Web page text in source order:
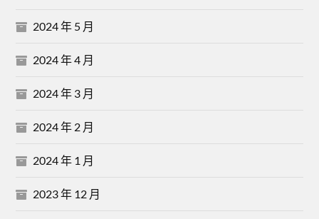
2024 年 5 月
2024 年 4 月
2024 年 3 月
2024 年 2 月
2024 年 1 月
2023 年 12 月